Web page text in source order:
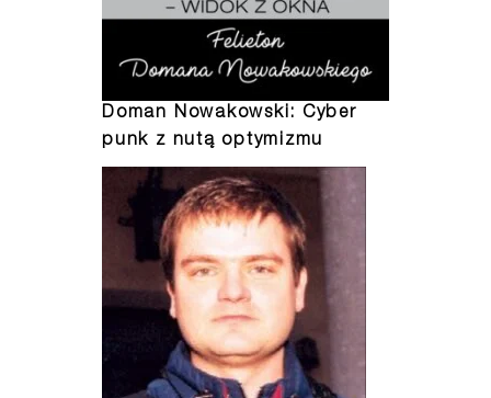
Doman Nowakowski: Cyber
punk z nutą optymizmu